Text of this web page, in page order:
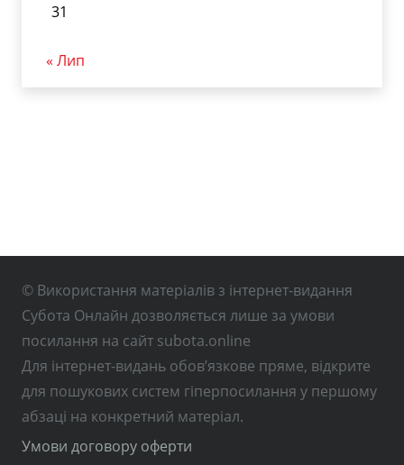
31
« Лип
© Використання матеріалів з інтернет-видання
Субота Онлайн дозволяється лише за умови
посилання на сайт subota.online
Для інтернет-видань обов’язкове пряме, відкрите
для пошукових систем гіперпосилання у першому
абзаці на конкретний матеріал.
Умови договору оферти